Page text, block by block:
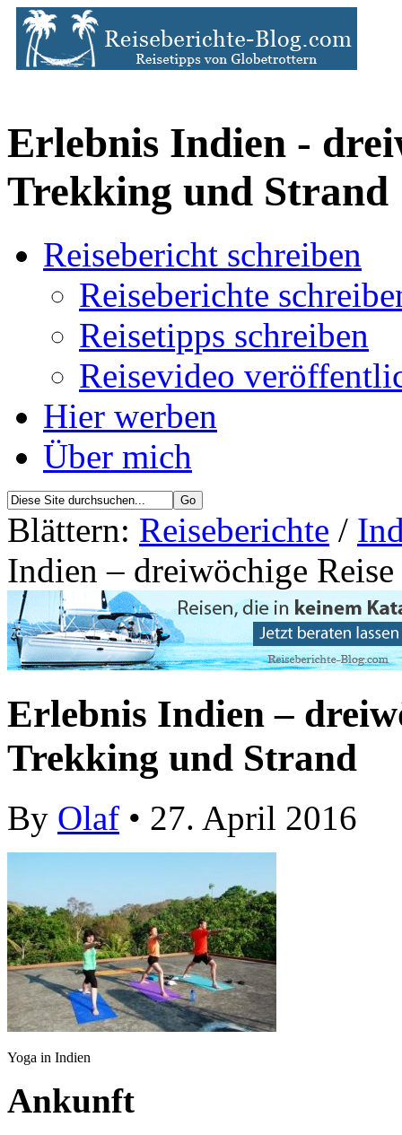
Erlebnis Indien -
Trekking und Strand
Reisebericht schreiben
Reiseberichte
Reisetipps schreiben
Reisevideo
Hier werben
Über mich
Blättern: Reiseberichte /
Indien – dreiwöchige
Erlebnis Indien –
Trekking und Strand
By Olaf • 27. April 2016
Yoga in Indien
Ankunft